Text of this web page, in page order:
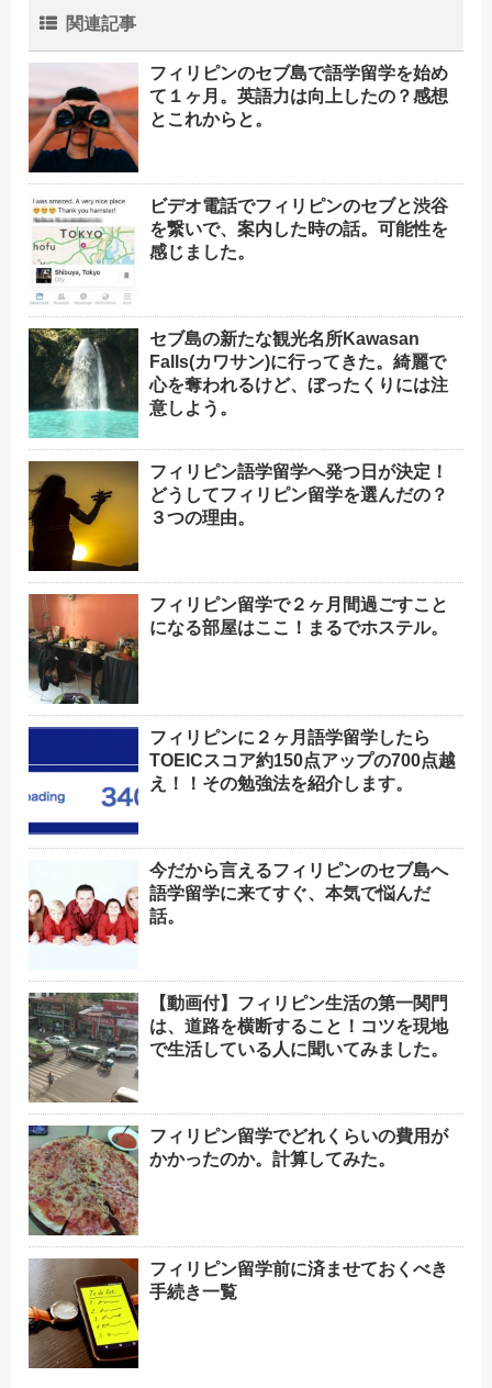
関連記事
フィリピンのセブ島で語学留学を始め
て１ヶ月。英語力は向上したの？感想
とこれからと。
ビデオ電話でフィリピンのセブと渋谷
を繋いで、案内した時の話。可能性を
感じました。
セブ島の新たな観光名所Kawasan
Falls(カワサン)に行ってきた。綺麗で
心を奪われるけど、ぼったくりには注
意しよう。
フィリピン語学留学へ発つ日が決定！
どうしてフィリピン留学を選んだの？
３つの理由。
フィリピン留学で２ヶ月間過ごすこと
になる部屋はここ！まるでホステル。
フィリピンに２ヶ月語学留学したら
TOEICスコア約150点アップの700点越
え！！その勉強法を紹介します。
今だから言えるフィリピンのセブ島へ
語学留学に来てすぐ、本気で悩んだ
話。
【動画付】フィリピン生活の第一関門
は、道路を横断すること！コツを現地
で生活している人に聞いてみました。
フィリピン留学でどれくらいの費用が
かかったのか。計算してみた。
フィリピン留学前に済ませておくべき
手続き一覧